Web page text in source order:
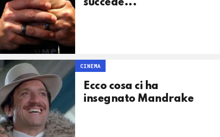
succede...
CINEMA
Ecco cosa ci ha
insegnato Mandrake